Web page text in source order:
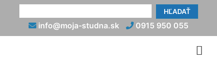
HĽADAŤ
info@moja-studna.sk 0915 950 055